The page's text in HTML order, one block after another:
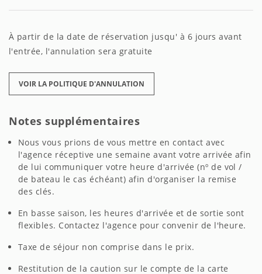
À partir de la date de réservation jusqu' à 6 jours avant
l'entrée, l'annulation sera gratuite
VOIR LA POLITIQUE D'ANNULATION
Notes supplémentaires
Nous vous prions de vous mettre en contact avec
l'agence réceptive une semaine avant votre arrivée afin
de lui communiquer votre heure d'arrivée (nº de vol /
de bateau le cas échéant) afin d'organiser la remise
des clés.
En basse saison, les heures d'arrivée et de sortie sont
flexibles. Contactez l'agence pour convenir de l'heure.
Taxe de séjour non comprise dans le prix.
Restitution de la caution sur le compte de la carte